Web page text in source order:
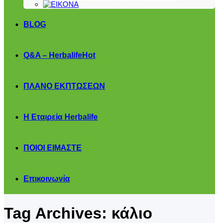
BLOG
Q&A – Herbalife
ΠΛΑΝΟ ΕΚΠΤΩΣΕΩΝ
Η Εταιρεία Herbalife
ΠΟΙΟΙ ΕΙΜΑΣΤΕ
Επικοινωνία
Tag Archives: κάλιο